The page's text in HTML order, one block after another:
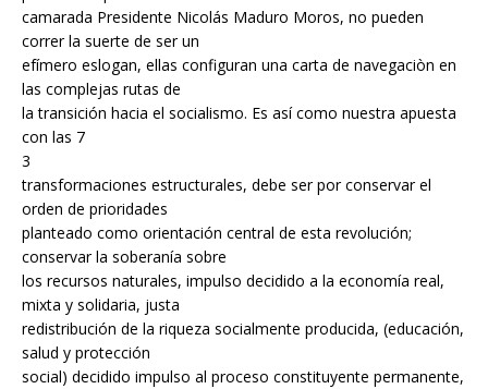
camarada Presidente Nicolás Maduro Moros, no pueden
correr la suerte de ser un
efímero eslogan, ellas configuran una carta de navegaciòn en
las complejas rutas de
la transición hacia el socialismo. Es así como nuestra apuesta
con las 7
3
transformaciones estructurales, debe ser por conservar el
orden de prioridades
planteado como orientación central de esta revolución;
conservar la soberanía sobre
los recursos naturales, impulso decidido a la economía real,
mixta y solidaria, justa
redistribución de la riqueza socialmente producida, (educación,
salud y protección
social) decidido impulso al proceso constituyente permanente,